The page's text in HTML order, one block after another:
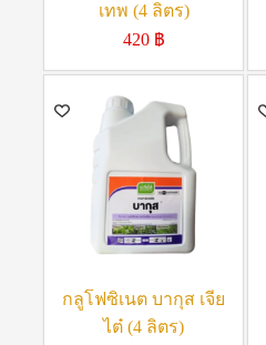
เทพ (4 ลิตร)
420 ฿
กลูโฟซิเนต บากุส เจีย
ไต๋ (4 ลิตร)